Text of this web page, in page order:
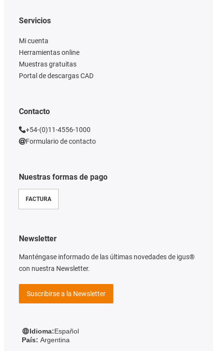
Nuestras formas de pago
FACTURA
Servicios
Mi cuenta
Herramientas online
Muestras gratuitas
Portal de descargas CAD
Contacto
+54-(0)11-4556-1000
Formulario de contacto
Newsletter
Manténgase informado de las últimas novedades de igus®
con nuestra Newsletter.
Suscribirse a la Newsletter
Idioma:Español
País: Argentina